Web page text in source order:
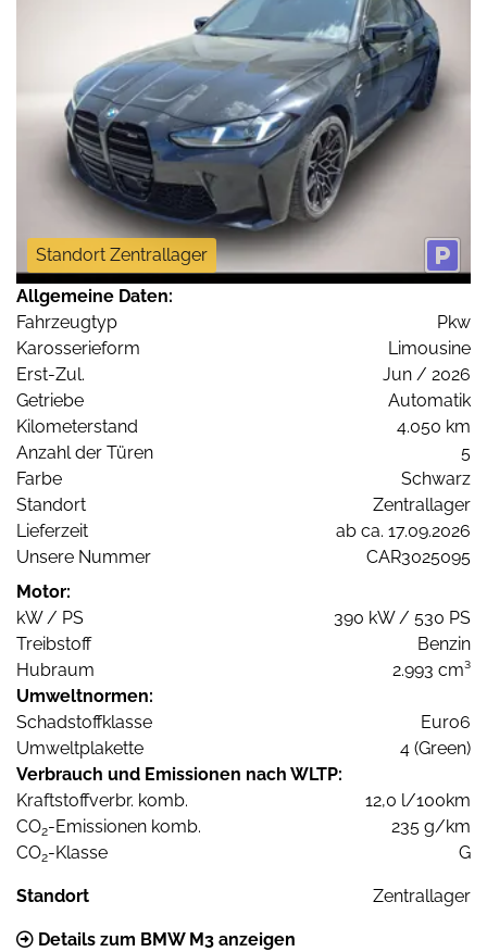
Standort Zentrallager
Allgemeine Daten:
Fahrzeugtyp
Pkw
Karosserieform
Limousine
Erst-Zul.
Jun / 2026
Getriebe
Automatik
Kilometerstand
4.050 km
Anzahl der Türen
5
Farbe
Schwarz
Standort
Zentrallager
Lieferzeit
ab ca. 17.09.2026
Unsere Nummer
CAR3025095
Motor:
kW / PS
390 kW / 530 PS
Treibstoff
Benzin
Hubraum
2.993 cm³
Umweltnormen:
Schadstoffklasse
Euro6
Umweltplakette
4 (Green)
Verbrauch und Emissionen nach WLTP:
Kraftstoffverbr. komb.
12,0 l/100km
CO2-Emissionen komb.
235 g/km
CO2-Klasse G
Standort Zentrallager
Details zum BMW M3 anzeigen